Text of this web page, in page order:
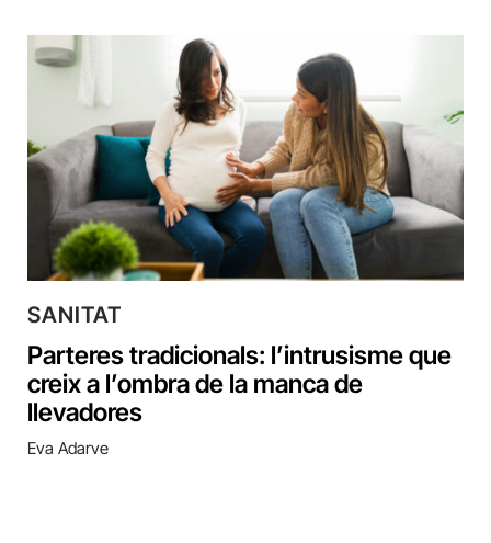
SANITAT
Parteres tradicionals: l’intrusisme que
creix a l’ombra de la manca de
llevadores
Eva Adarve